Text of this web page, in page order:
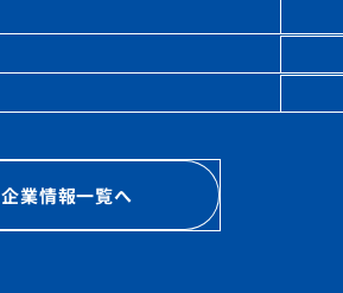
企業情報一覧へ